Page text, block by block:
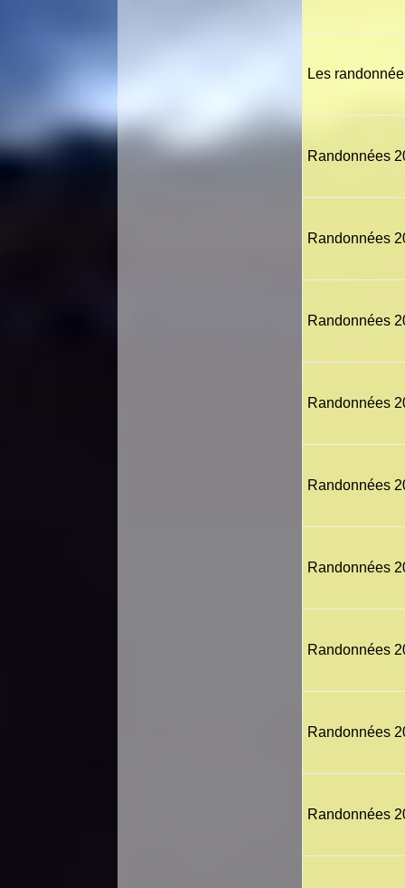
Les
Randonnées
Randonnées
Randonnées
Randonnées
Randonnées
Randonnées
Randonnées
Randonnées
Randonnées